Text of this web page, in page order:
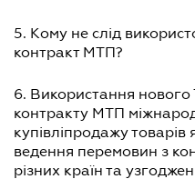
5. Кому не слід
контракт МТП?
6. Використання нового
контракту МТП
купівліпродажу товарів
ведення перемовин з
різних країн та